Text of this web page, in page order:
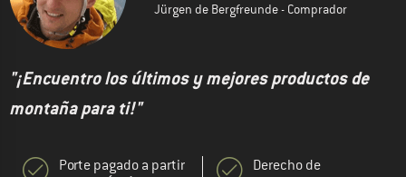
Jürgen de Bergfreunde - Comprador
"¡Encuentro los últimos y mejores productos de
montaña para ti!"
Porte pagado a partir
Derecho de